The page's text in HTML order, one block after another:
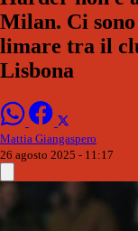
Milan. Ci
limare tra il
Lisbona
Mattia Giangaspero
26 agosto 2025 - 11:17